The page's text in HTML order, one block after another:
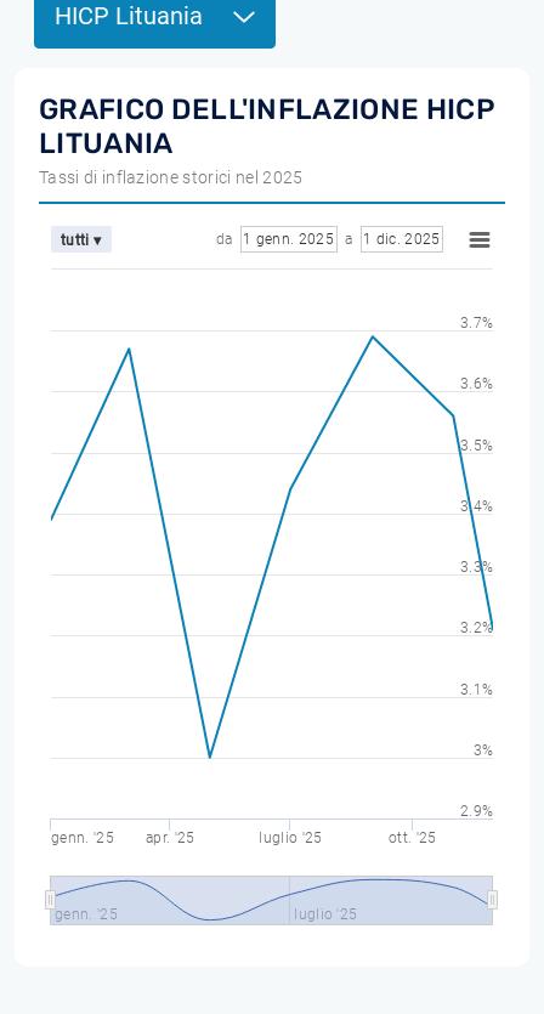
HICP Lituania
GRAFICO DELL'INFLAZIONE HICP
LITUANIA
Tassi di inflazione storici nel 2025
tutti ▾ da 1 genn. 2025 a 1 dic. 2025
genn. '25 apr. '25 luglio '25 ott. '25
genn. '25 luglio '25
2.9%
3%
3.1%
3.2%
3.3%
3.4%
3.5%
3.6%
3.7%